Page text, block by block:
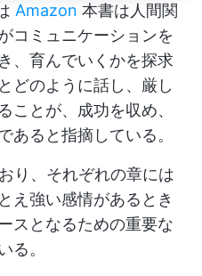
Amazon 本書は人間関
コミュニケーションを
、育んでいくかを探求
どのように話し、厳し
ことが、成功を収め、
あると指摘している。
り、それぞれの章には
え強い感情があるとき
スとなるための重要な
る。